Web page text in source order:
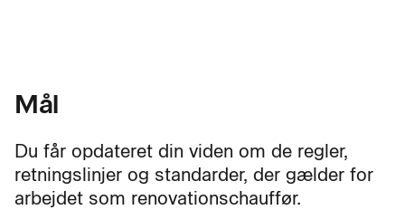
Mål
Du får opdateret din viden om de regler,
retningslinjer og standarder, der gælder for
arbejdet som renovationschauffør.